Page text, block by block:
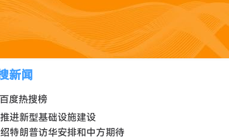
新闻
度热搜榜
进新型基础设施建设
特朗普访华安排和中方期待